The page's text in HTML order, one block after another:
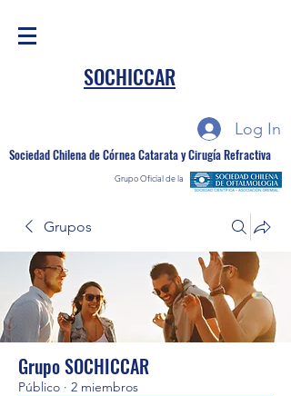
SOCHICCAR
Sociedad Chilena de Córnea Catarata y Cirugía Refractiva
Log In
Grupo Oficial de la
Grupos
Grupo SOCHICCAR
Público · 2 miembros